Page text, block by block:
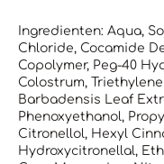
Ingredienten: Aqua,
Chloride, Cocamide
Copolymer, Peg-40
Colostrum,
Barbadensis Leaf
Phenoxyethanol,
Citronellol, Hexyl
Hydroxycitronellal,